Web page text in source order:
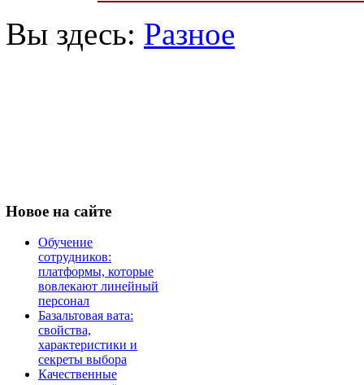
Вы здесь: Разное
Новое на сайте
Обучение
сотрудников:
платформы, которые
вовлекают линейный
персонал
Базальтовая вата:
свойства,
характеристики и
секреты выбора
Качественные